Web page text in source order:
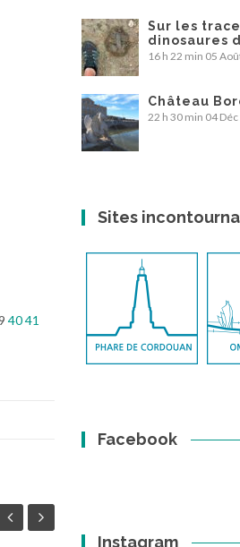
4041
Sur les
dinosaures
16 h 22 min 05
Château
22 h 30 min 04
Sites
Facebook
Instagram